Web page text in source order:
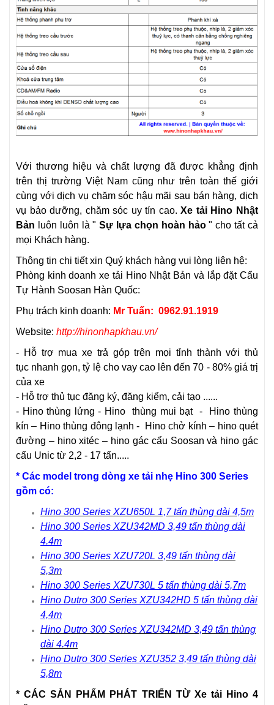
Với thương hiệu và chất lượng đã được khẳng định
trên thị trường Việt Nam cũng như trên toàn thế giới
cùng với dịch vụ chăm sóc hậu mãi sau bán hàng, dịch
vụ bảo dưỡng, chăm sóc uy tín cao.Xe tải Hino Nhật
Bản
luôn luôn là "Sự lựa chọn hoàn hảo" cho tất cả
mọi Khách hàng.
Thông tin chi tiết xin Quý khách hàng vui lòng liên hệ:
Phòng kinh doanhxe tải Hino Nhật Bản và lắp đặt Cẩu
Tự Hành Soosan Hàn Quốc:
Phụ trách kinh doanh: Mr Tuấn: 0962.91.1919
Website: http://hinonhapkhau.vn/
- Hỗ trợ mua xe trả góp trên mọi tỉnh thành với thủ
tục nhanh gọn, tỷ lệ cho vay cao lên đến 70 - 80% giá trị
của xe
- Hỗ trợ thủ tục đăng ký, đăng kiểm, cải tạo ......
- Hino thùng lửng - Hino thùng mui bạt- Hino thùng
kín– Hino thùng đông lạnh - Hino chở kính – hino quét
đường – hino xitéc – hino gác cẩu Soosan và hino gác
cẩu Unic từ 2,2 - 17 tấn.....
* Các model trong dòng xe tải nhẹ Hino 300 Series
gồm có:
Hino 300 Series XZU650L 1,7 tấn thùng dài 4,5m
Hino 300 Series XZU342MD 3,49 tấn thùng dài
4.4m
Hino 300 Series XZU720L 3,49 tấn thùng dài
5,3m
Hino 300 Series XZU730L 5 tấn thùng dài 5,7m
Hino Dutro 300 Series XZU342HD 5 tấn thùng dài
4,4m
Hino Dutro 300 Series XZU342MD 3,49 tấn thùng
dài 4.4m
Hino Dutro 300 Series XZU352 3,49 tấn thùng dài
5,8m
* CÁC SẢN PHẨM PHÁT TRIỂN TỪXe tải Hino 4